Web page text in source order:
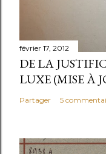
février 17, 2012
DE LA
LUXE (MISE À
Partager 5